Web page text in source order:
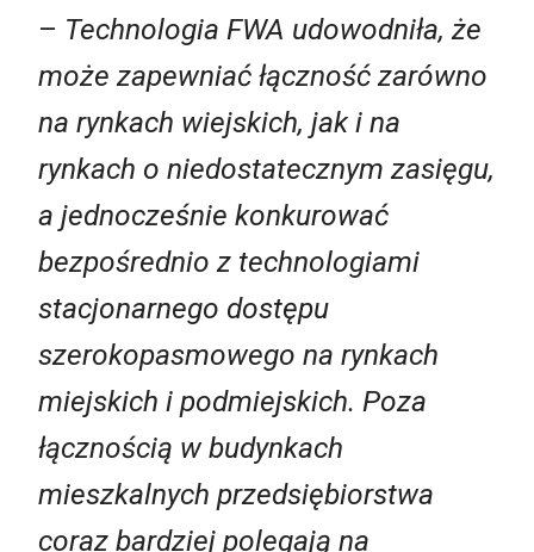
– Technologia FWA udowodniła, że
może zapewniać łączność zarówno
na rynkach wiejskich, jak i na
rynkach o niedostatecznym zasięgu,
a jednocześnie konkurować
bezpośrednio z technologiami
stacjonarnego dostępu
szerokopasmowego na rynkach
miejskich i podmiejskich. Poza
łącznością w budynkach
mieszkalnych przedsiębiorstwa
coraz bardziej polegają na